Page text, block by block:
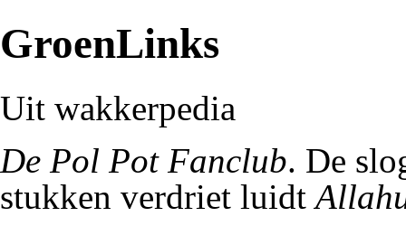
GroenLinks
Uit wakkerpedia
De Pol Pot Fanclub. De
stukken verdriet luidt